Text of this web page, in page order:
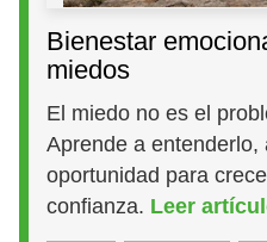
Bienestar
miedos
El miedo no es el
Aprende a
oportunidad para
confianza. Leer